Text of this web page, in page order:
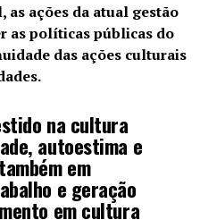
as ações da atual gestão
as políticas públicas do
das ações culturais
na cultura
autoestima e
em
e geração
em cultura